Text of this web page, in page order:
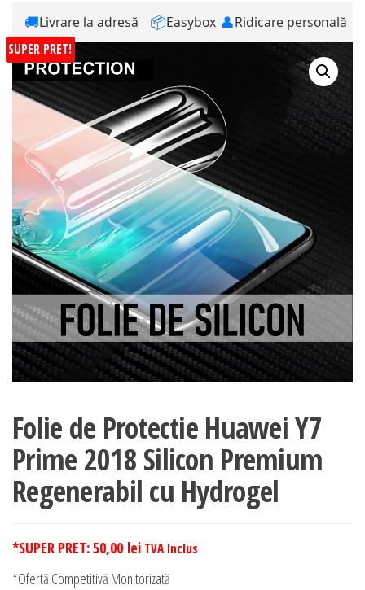
🚚Livrare la adresă 📦Easybox 👤Ridicare personală
SUPER PRET!
Folie de Protectie Huawei Y7
Prime 2018 Silicon Premium
Regenerabil cu Hydrogel
*SUPER PRET:50,00 lei TVA Inclus
*Ofertă Competitivă Monitorizată